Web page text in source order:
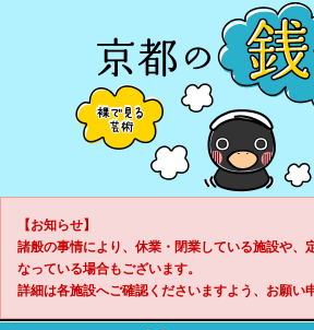
【お知らせ】
諸般の事情により、休業・閉業している施設や、
なっている場合もございます。
詳細は各施設へご確認くださいますよう、お願い